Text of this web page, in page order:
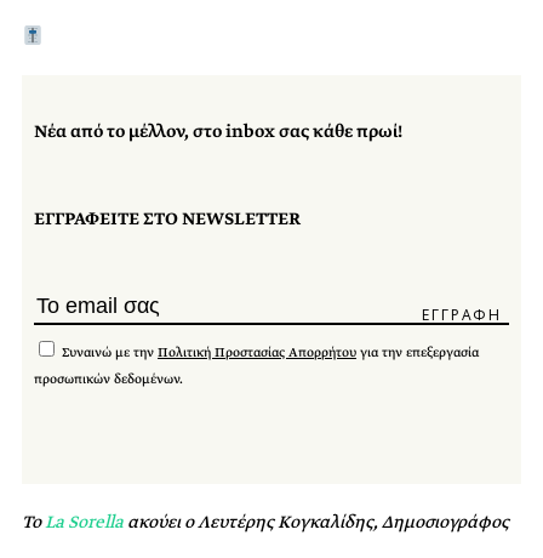
Νέα από το μέλλον, στο inbox σας κάθε πρωί!
ΕΓΓΡΑΦΕΙΤΕ ΣΤΟ NEWSLETTER
Συναινώ με την Πολιτική Προστασίας Απορρήτου για την επεξεργασία
προσωπικών δεδομένων.
ΤοLa Sorella ακούει ο Λευτέρης Κογκαλίδης, Δημοσιογράφος